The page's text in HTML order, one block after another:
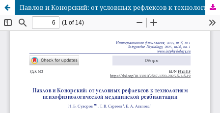
Павлов и Конорский: от условных рефлексов к технологиям психофизиологической медицинской реабилитации